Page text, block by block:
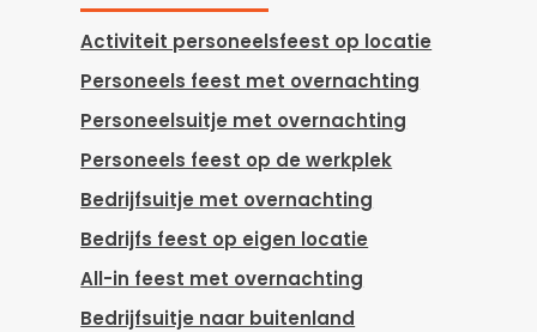
Activiteit personeelsfeest op locatie
Personeels feest met overnachting
Personeelsuitje met overnachting
Personeels feest op de werkplek
Bedrijfsuitje met overnachting
Bedrijfs feest op eigen locatie
All-in feest met overnachting
Bedrijfsuitje naar buitenland